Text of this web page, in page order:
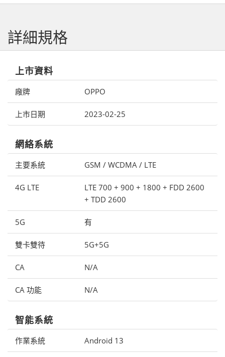
詳細規格
上市資料
廠牌 OPPO
上市日期 2023-02-25
網絡系統
主要系統 GSM / WCDMA / LTE
4G LTE
LTE 700 + 900 + 1800 + FDD 2600
+ TDD 2600
5G 有
雙卡雙待 5G+5G
CA N/A
CA 功能 N/A
智能系統
作業系統 Android 13